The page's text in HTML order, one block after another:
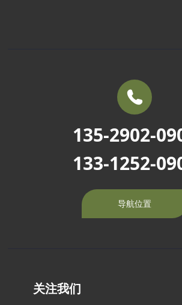
135-2902-
133-1252-
导航位置
关注我们